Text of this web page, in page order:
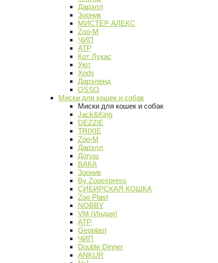
Дарэлл
Зооник
МИСТЕР АЛЕКС
Zoo-M
ЧИП
АТР
Кот Лукас
Уют
Xody
Дарэленд
OSSO
Миски для кошек и собак
Миски для кошек и собак
Jack&King
DEZZIE
TRIXIE
Zoo-M
Дарэлл
Догуш
ВАКА
Зооник
By Zooexpress
СИБИРСКАЯ КОШКА
Zoo Plast
NOBBY
VM (Индия)
АТР
Geoplast
ЧИП
Double Dinner
ANKUR